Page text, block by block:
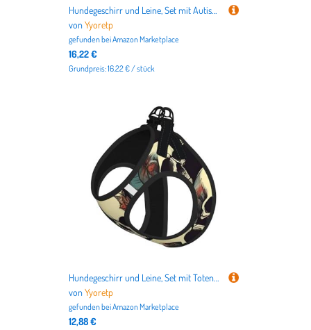
Hundegeschirr und Leine, Set mit Autismus-Bewusstsein, Puzzleteile, Herzmuster, atmungsaktiv, verstellbar, ausbruchsicher, Weste für Katzen und Hunde
vonYyoretp
gefunden beiAmazon Marketplace
16,22 €
Grundpreis: 16.22 € / stück
Hundegeschirr und Leine, Set mit Totenkopf-Skelett-Druck, atmungsaktiv, verstellbar, ausbruchsicher, Weste für Katzen und Hunde
vonYyoretp
gefunden beiAmazon Marketplace
12,88 €